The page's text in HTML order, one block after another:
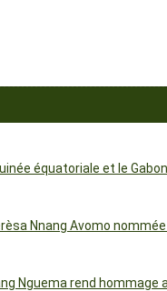
équatoriale et le
Nnang Avomo nommée
Nguema rend hommage